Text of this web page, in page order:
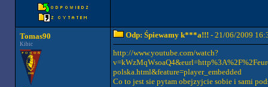
Tomas90
Kibic
Odp: Śpiewamy k***a!!! - 21/06/2009
http://www.youtube.com/watch?
polska.html&feature=player_embedded
Co to jest sie pytam obejzyjcie sobie i sami